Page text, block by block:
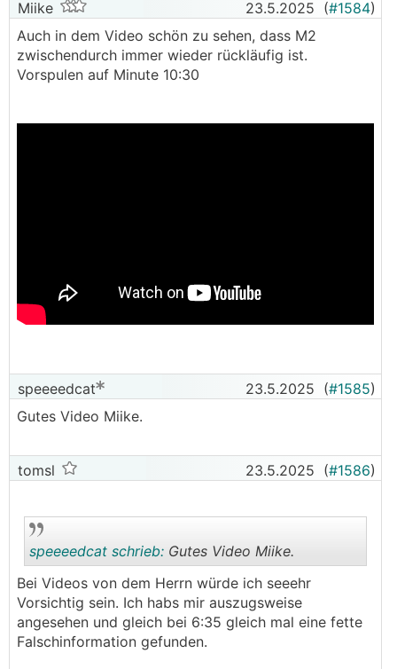
Miike 23.5.2025 (#1584)
Auch in dem Video schön zu sehen, dass M2
zwischendurch immer wieder rückläufig ist.
Vorspulen auf Minute 10:30
speeeedcat 23.5.2025 (#1585)
Gutes Video Miike.
tomsl 23.5.2025 (#1586)
..
speeeedcat schrieb: Gutes Video Miike.
Bei Videos von dem Herrn würde ich seeehr
Vorsichtig sein. Ich habs mir auszugsweise
angesehen und gleich bei 6:35 gleich mal eine fette
Falschinformation gefunden.